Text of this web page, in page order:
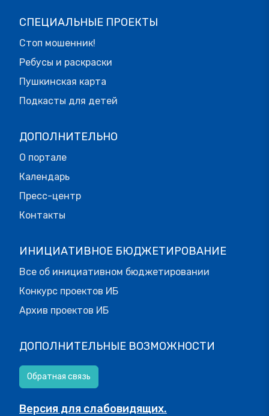
СПЕЦИАЛЬНЫЕ ПРОЕКТЫ
Стоп мошенник!
Ребусы и раскраски
Пушкинская карта
Подкасты для детей
ДОПОЛНИТЕЛЬНО
О портале
Календарь
Пресс-центр
Контакты
ИНИЦИАТИВНОЕ БЮДЖЕТИРОВАНИЕ
Все об инициативном бюджетировании
Конкурс проектов ИБ
Архив проектов ИБ
ДОПОЛНИТЕЛЬНЫЕ ВОЗМОЖНОСТИ
Обратная связь
Версия для слабовидящих.